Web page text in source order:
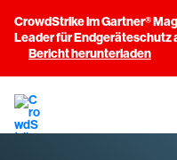
CrowdStrike im Gartner®
Leader für Endgeräteschutz
Bericht herunterladen